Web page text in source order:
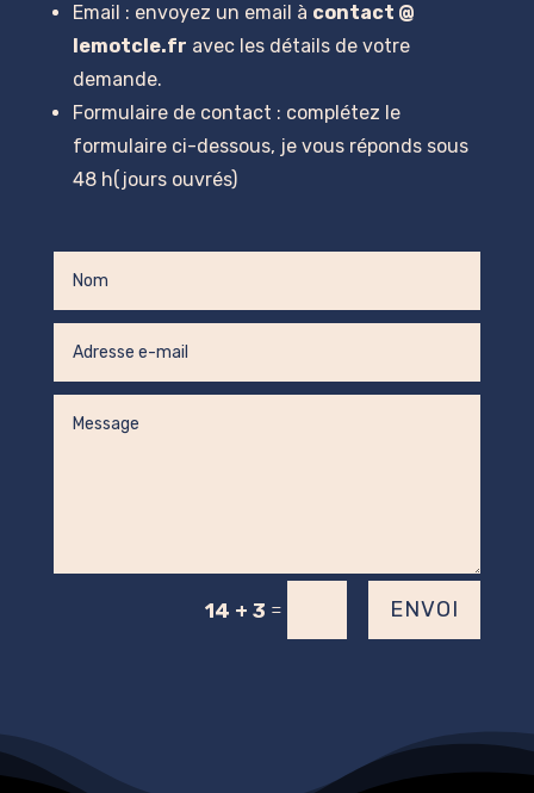
Email : envoyez un email à contact @
lemotcle.fr avec les détails de votre
demande.
Formulaire de contact : complétez le
formulaire ci-dessous, je vous réponds sous
48 h(jours ouvrés)
14 + 3 = ENVOI